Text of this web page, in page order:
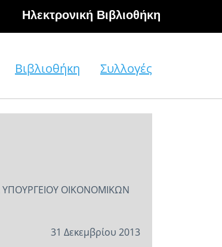
Hλεκτρονική Βιβλιοθήκη
Βιβλιοθήκη Συλλογές
ΥΠΟΥΡΓΕΙΟΥ ΟΙΚΟΝΟΜΙΚΩΝ
31 Δεκεμβρίου 2013